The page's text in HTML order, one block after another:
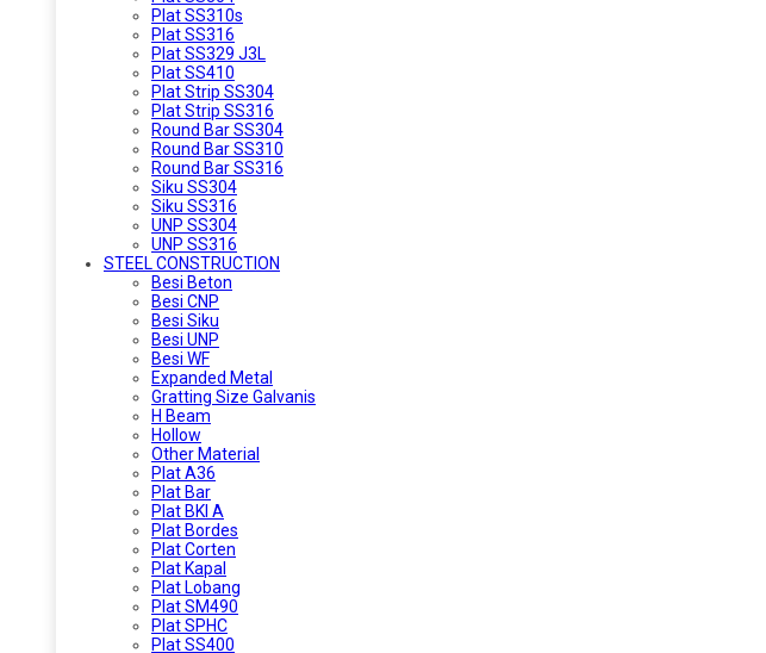
Plat SS310s
Plat SS316
Plat SS329 J3L
Plat SS410
Plat Strip SS304
Plat Strip SS316
Round Bar SS304
Round Bar SS310
Round Bar SS316
Siku SS304
Siku SS316
UNP SS304
UNP SS316
STEEL CONSTRUCTION
Besi Beton
Besi CNP
Besi Siku
Besi UNP
Besi WF
Expanded Metal
Gratting Size Galvanis
H Beam
Hollow
Other Material
Plat A36
Plat Bar
Plat BKI A
Plat Bordes
Plat Corten
Plat Kapal
Plat Lobang
Plat SM490
Plat SPHC
Plat SS400